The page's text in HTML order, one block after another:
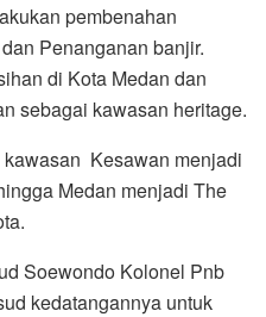
pembenahan
Penanganan banjir.
di Kota Medan dan
sebagai kawasan heritage.
Kesawan menjadi
Medan menjadi The
Soewondo Kolonel Pnb
kedatangannya untuk